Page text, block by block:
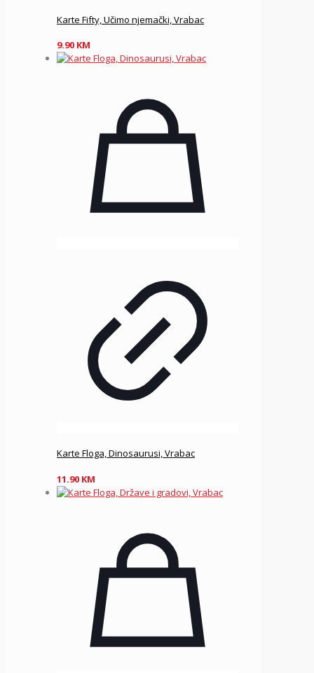
Karte Fifty, Učimo njemački, Vrabac
9.90 KM
Karte Floga, Dinosaurusi, Vrabac
11.90 KM